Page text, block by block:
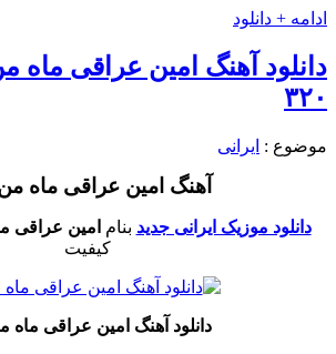
ادامه + دانلود
دانلود آهنگ امین عراقی ماه
۳۲۰
موضوع : ایرانی
آهنگ امین عراقی ماه
دانلود موزیک ایرانی جدید بنام امین عراقی
کیفیت
دانلود آهنگ امین عراقی ماه